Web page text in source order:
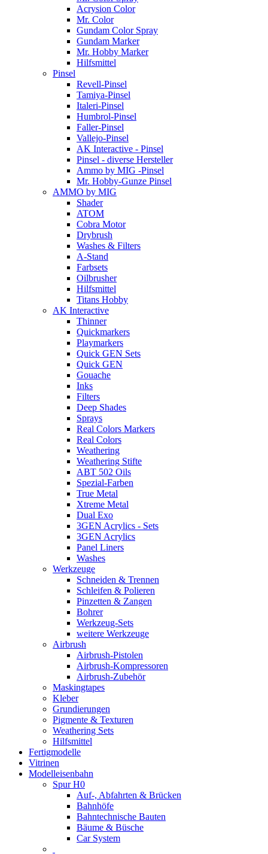
Acrysion Color
Mr. Color
Gundam Color Spray
Gundam Marker
Mr. Hobby Marker
Hilfsmittel
Pinsel
Revell-Pinsel
Tamiya-Pinsel
Italeri-Pinsel
Humbrol-Pinsel
Faller-Pinsel
Vallejo-Pinsel
AK Interactive - Pinsel
Pinsel - diverse Hersteller
Ammo by MIG -Pinsel
Mr. Hobby-Gunze Pinsel
AMMO by MIG
Shader
ATOM
Cobra Motor
Drybrush
Washes & Filters
A-Stand
Farbsets
Oilbrusher
Hilfsmittel
Titans Hobby
AK Interactive
Thinner
Quickmarkers
Playmarkers
Quick GEN Sets
Quick GEN
Gouache
Inks
Filters
Deep Shades
Sprays
Real Colors Markers
Real Colors
Weathering
Weathering Stifte
ABT 502 Oils
Spezial-Farben
True Metal
Xtreme Metal
Dual Exo
3GEN Acrylics - Sets
3GEN Acrylics
Panel Liners
Washes
Werkzeuge
Schneiden & Trennen
Schleifen & Polieren
Pinzetten & Zangen
Bohrer
Werkzeug-Sets
weitere Werkzeuge
Airbrush
Airbrush-Pistolen
Airbrush-Kompressoren
Airbrush-Zubehör
Maskingtapes
Kleber
Grundierungen
Pigmente & Texturen
Weathering Sets
Hilfsmittel
Fertigmodelle
Vitrinen
Modelleisenbahn
Spur H0
Auf-, Abfahrten & Brücken
Bahnhöfe
Bahntechnische Bauten
Bäume & Büsche
Car System